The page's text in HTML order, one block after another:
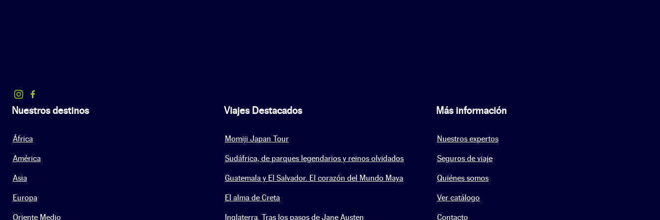
Nuestros destinos
África
América
Asia
Europa
Oriente Medio
Viajes Destacados
Momiji Japan Tour
Sudáfrica, de parques legendarios y reinos olvidados
Guatemala y El Salvador. El corazón del Mundo Maya
El alma de Creta
Inglaterra. Tras los pasos de Jane Austen
Más información
Nuestros expertos
Seguros de viaje
Quiénes somos
Ver catálogo
Contacto